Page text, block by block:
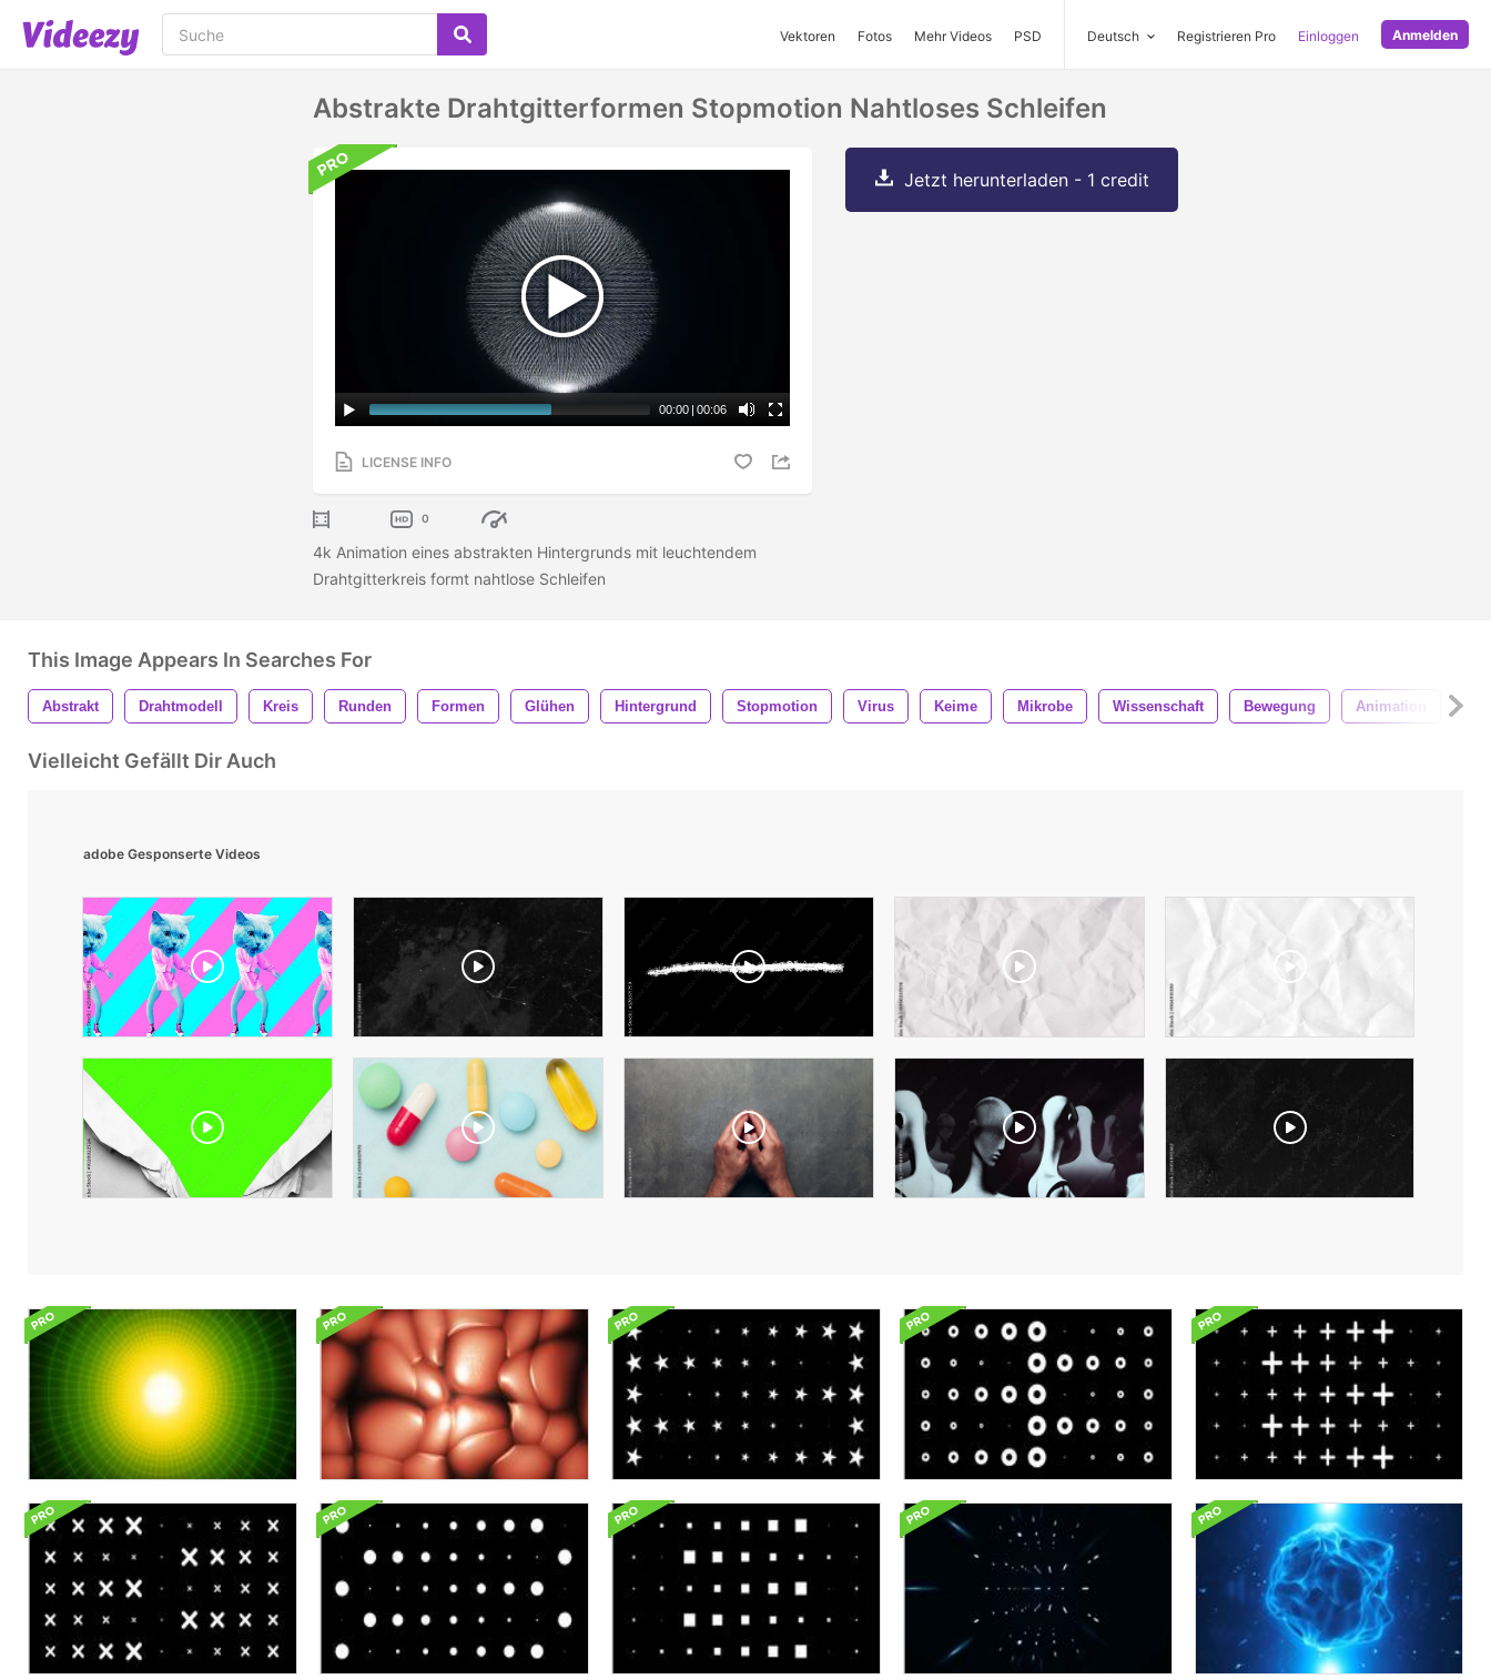
Vektoren Fotos Mehr Videos PSD Deutsch Registrieren Pro Einloggen Anmelden
Abstrakte Drahtgitterformen Stopmotion Nahtloses Schleifen
00:00 | 00:06
LICENSE INFO
0
4k Animation eines abstrakten Hintergrunds mit leuchtendem
Drahtgitterkreis formt nahtlose Schleifen
Jetzt herunterladen - 1 credit
This Image Appears In Searches For
Abstrakt Drahtmodell Kreis Runden Formen Glühen Hintergrund Stopmotion Virus Keime Mikrobe Wissenschaft Bewegung Animation
Vielleicht Gefällt Dir Auch
adobe Gesponserte Videos